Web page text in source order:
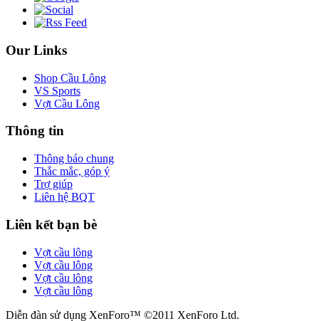
Our Links
Shop Cầu Lông
VS Sports
Vợt Cầu Lông
Thông tin
Thông báo chung
Thắc mắc, góp ý
Trợ giúp
Liên hệ BQT
Liên kết bạn bè
Vợt cầu lông
Vợt cầu lông
Vợt cầu lông
Vợt cầu lông
Diễn đàn sử dụng XenForo™ ©2011 XenForo Ltd.